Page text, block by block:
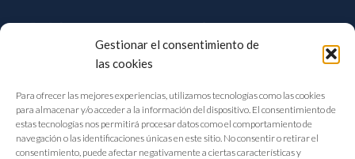
Gestionar el consentimiento de
las cookies
Para ofrecer las mejores experiencias, utilizamos tecnologías como las cookies
para almacenar y/o acceder a la información del dispositivo. El consentimiento de
estas tecnologías nos permitirá procesar datos como el comportamiento de
navegación o las identificaciones únicas en este sitio. No consentir o retirar el
consentimiento, puede afectar negativamente a ciertas características y